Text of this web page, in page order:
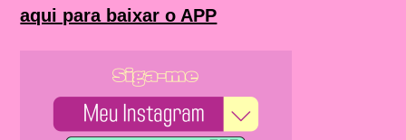
aqui para baixar o APP